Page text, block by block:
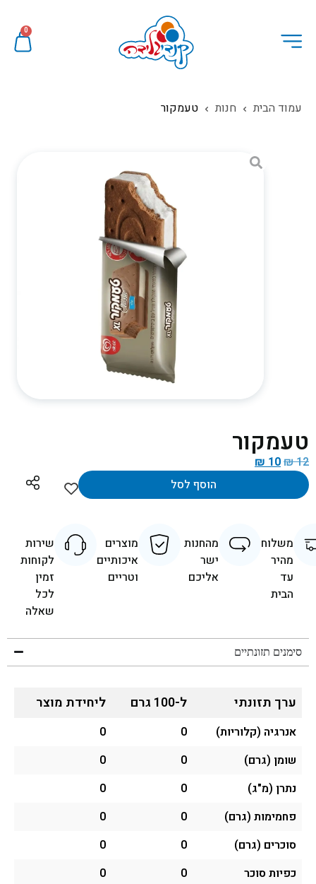
0
עמוד הבית חנות טעמקור
טעמקור
₪12
₪ 10
הוסף לסל
משלוח
מהיר
עד
הבית
מהחנות
ישר
אליכם
מוצרים
איכותיים
וטריים
שירות
לקוחות
זמין
לכל
שאלה
סימנים תזונתיים
ערך תזונתי ל-100 גרם ליחידת מוצר
אנרגיה (קלוריות) 0
0
שומן (גרם)
0
0
נתרן (מ"ג)
0
0
פחמימות (גרם)
0
0
סוכרים (גרם)
0
0
כפיות סוכר
0
0